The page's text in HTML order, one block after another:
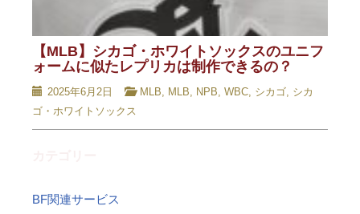
【MLB】シカゴ・ホワイトソックスのユニフ
ォームに似たレプリカは制作できるの？
2025年6月2日 MLB, MLB, NPB, WBC, シカゴ, シカ
ゴ・ホワイトソックス
BF関連サービス